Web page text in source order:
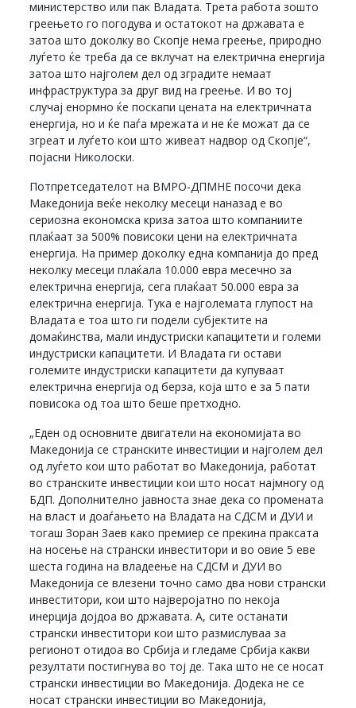
министерство или пак Владата. Трета работа зошто
греењето го погодува и остатокот на државата е
затоа што доколку во Скопје нема греење, природно
луѓето ќе треба да се вклучат на електрична енергија
затоа што најголем дел од зградите немаат
инфраструктура за друг вид на греење. И во тој
случај енормно ќе поскапи цената на електричната
енергија, но и ќе паѓа мрежата и не ќе можат да се
згреат и луѓето кои што живеат надвор од Скопје“,
појасни Николоски.
Потпретседателот на ВМРО-ДПМНЕ посочи дека
Македонија веќе неколку месеци наназад е во
сериозна економска криза затоа што компаниите
плаќаат за 500% повисоки цени на електричната
енергија. На пример доколку една компанија до пред
неколку месеци плаќала 10.000 евра месечно за
електрична енергија, сега плаќаат 50.000 евра за
електрична енергија. Тука е најголемата глупост на
Владата е тоа што ги подели субјектите на
домаќинства, мали индустриски капацитети и големи
индустриски капацитети. И Владата ги остави
големите индустриски капацитети да купуваат
електрична енергија од берза, која што е за 5 пати
повисока од тоа што беше претходно.
„Еден од основните двигатели на економијата во
Македонија се странските инвестиции и најголем дел
од луѓето кои што работат во Македонија, работат
во странските инвестиции кои што носат најмногу од
БДП. Дополнително јавноста знае дека со промената
на власт и доаѓањето на Владата на СДСМ и ДУИ и
тогаш Зоран Заев како премиер се прекина праксата
на носење на странски инвеститори и во овие 5 еве
шеста година на владеење на СДСМ и ДУИ во
Македонија се влезени точно само два нови странски
инвеститори, кои што најверојатно по некоја
инерција дојдоа во државата. А, сите останати
странски инвеститори кои што размислуваа за
регионот отидоа во Србија и гледаме Србија какви
резултати постигнува во тој де. Така што не се носат
странски инвестиции во Македонија. Додека не се
носат странски инвестиции во Македонија,